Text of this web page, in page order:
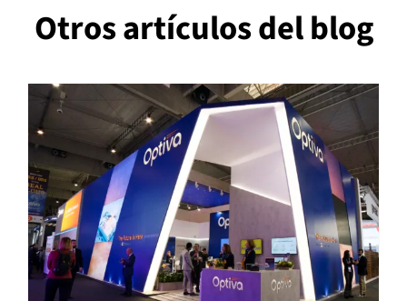
Otros artículos del blog